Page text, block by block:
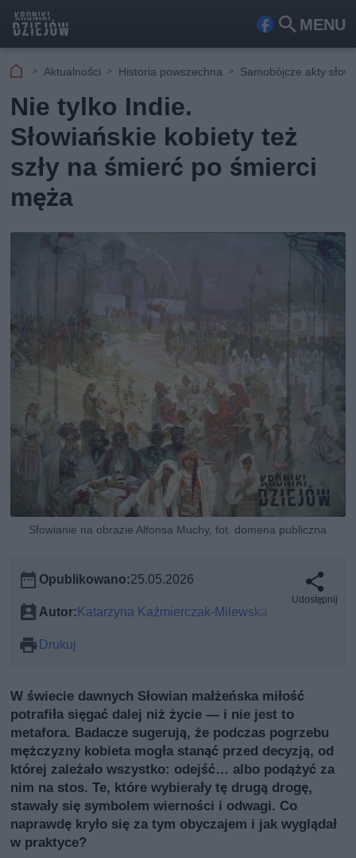
MENU
Fa
ook
Szu
kaj
Aktualności Historia powszechna Samobójcze akty
Nie tylko Indie.
Słowiańskie kobiety też
szły na śmierć po śmierci
męża
Słowianie na obrazie Alfonsa Muchy, fot. domena publiczna
Opublikowano:25.05.2026
Autor:Katarzyna Kaźmierczak-Milewska
Drukuj
Udostępnij
W świecie dawnych Słowian małżeńska miłość
potrafiła sięgać dalej niż życie — i nie jest to
metafora. Badacze sugerują, że podczas pogrzebu
mężczyzny kobieta mogła stanąć przed decyzją, od
której zależało wszystko: odejść… albo podążyć za
nim na stos. Te, które wybierały tę drugą drogę,
stawały się symbolem wierności i odwagi. Co
naprawdę kryło się za tym obyczajem i jak wyglądał
w praktyce?